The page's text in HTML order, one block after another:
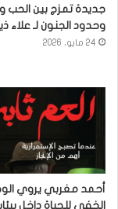
جديدة تمزج بين الحب
وحدود الجنون لـ علاء
24 مايو، 2026
أحمد مغربي يروي
الخفي للحياة داخل